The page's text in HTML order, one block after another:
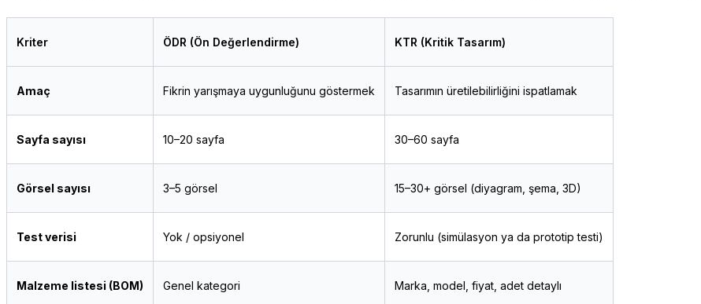
Kriter ÖDR (Ön Değerlendirme) KTR (Kritik Tasarım)
Amaç Fikrin yarışmaya uygunluğunu göstermek Tasarımın üretilebilirliğini ispatlamak
Sayfa sayısı 10–20 sayfa 30–60 sayfa
Görsel sayısı 3–5 görsel 15–30+ görsel (diyagram, şema, 3D)
Test verisi Yok / opsiyonel Zorunlu (simülasyon ya da prototip testi)
Malzeme listesi (BOM) Genel kategori Marka, model, fiyat, adet detaylı